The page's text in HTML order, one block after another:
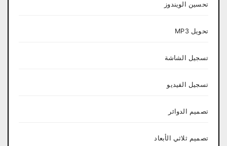
تحسين الويندوز
تحويل MP3
تسجيل الشاشة
تسجيل الفيديو
تصميم الدوائر
تصميم ثلاثي الأبعاد